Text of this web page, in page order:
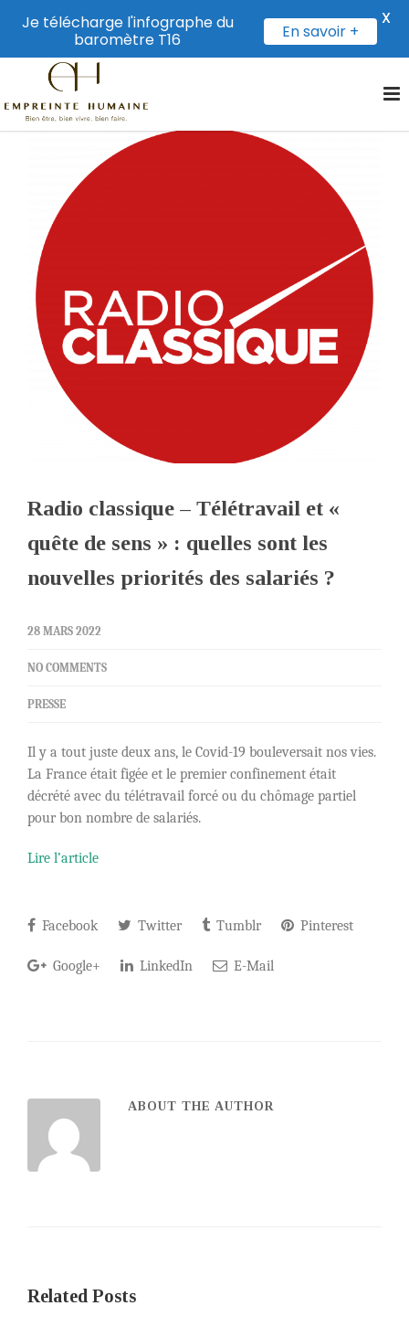
Radio classique – Télétravail et «
quête de sens » : quelles sont les
nouvelles priorités des salariés ?
28 MARS 2022
NO COMMENTS
PRESSE
Il y a tout juste deux ans, le Covid-19 bouleversait nos vies.
La France était figée et le premier confinement était
décrété avec du télétravail forcé ou du chômage partiel
pour bon nombre de salariés.
Lire l’article
Facebook Twitter Tumblr Pinterest
Google+ LinkedIn E-Mail
ABOUT THE AUTHOR
Related Posts
Je télécharge l'infographe du
baromètre T16
En savoir +
X